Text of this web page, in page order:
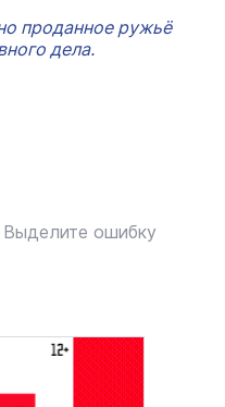
проданное ружьё
дела.
ошибку